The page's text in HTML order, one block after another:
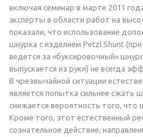
включая семинар в марте 2011
эксперты в области работ на
показали, что использование
шнурка с изделием Petzl Shunt
ведется за «буксировочный»
выпускается из руки) не всегда
В чрезвычайной ситуации
является попытка сильнее сжать
снижается вероятность того,
Кроме того, этот естественный
сознательное действие,